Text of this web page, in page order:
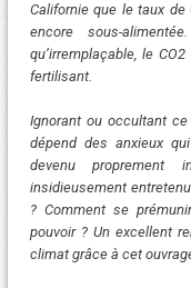
Californie que le taux de
encore sous-
qu’irremplaçable, le
fertilisant.
Ignorant ou occultant
dépend des anxieux
devenu proprement
insidieusement
? Comment se
pouvoir ? Un excellent
climat grâce à cet